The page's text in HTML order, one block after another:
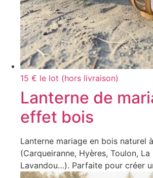
15 € le lot (hors livraison)
Lanterne de
effet bois
Lanterne mariage en bois naturel
(Carqueiranne, Hyères, Toulon, La
Lavandou…). Parfaite pour créer